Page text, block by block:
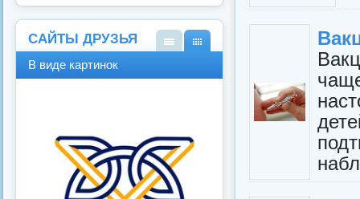
САЙТЫ ДРУЗЬЯ
В виде картинок